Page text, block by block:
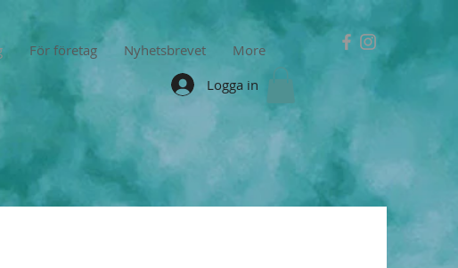
För företag Nyhetsbrevet
More
Logga in